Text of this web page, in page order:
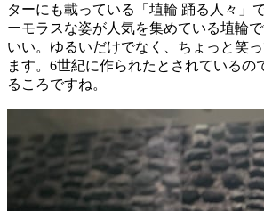
ターにも載っている「埴輪 踊る人々」
ーモラスな姿が人気を集めている埴輪
いい。ゆるいだけでなく、ちょっと笑
ます。6世紀に作られたとされているの
るころですね。